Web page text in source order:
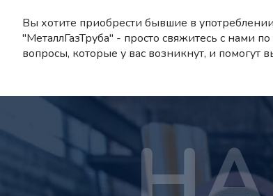
Вы хотите приобрести бывшие в
"МеталлГазТруба" - просто свяжитесь с нами
вопросы, которые у вас возникнут, и помогут